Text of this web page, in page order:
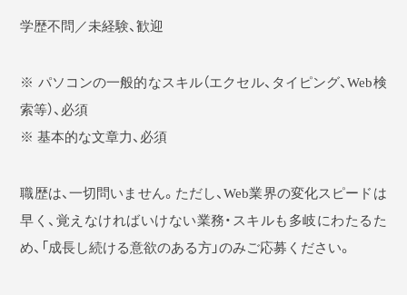
学歴不問／未経験、歓迎
※ パソコンの一般的なスキル（エクセル、タイピング、Web検
索等）、必須
※ 基本的な文章力、必須
職歴は、一切問いません。ただし、Web業界の変化スピードは
早く、覚えなければいけない業務・スキルも多岐にわたるた
め、「成長し続ける意欲のある方」のみご応募ください。